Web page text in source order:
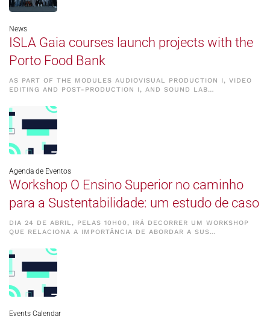
News
ISLA Gaia courses launch projects with the
Porto Food Bank
AS PART OF THE MODULES AUDIOVISUAL PRODUCTION I, VIDEO
EDITING AND POST-PRODUCTION I, AND SOUND LAB…
Agenda de Eventos
Workshop O Ensino Superior no caminho
para a Sustentabilidade: um estudo de caso
DIA 24 DE ABRIL, PELAS 10H00, IRÁ DECORRER UM WORKSHOP
QUE RELACIONA A IMPORTÂNCIA DE ABORDAR A SUS…
Events Calendar